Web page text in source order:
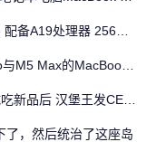
器 256GB容量起步 刘海屏依旧
Pro 本地AI能力再升级
王发CEO狠咬皇堡视频借势营销
了，然后统治了这座岛